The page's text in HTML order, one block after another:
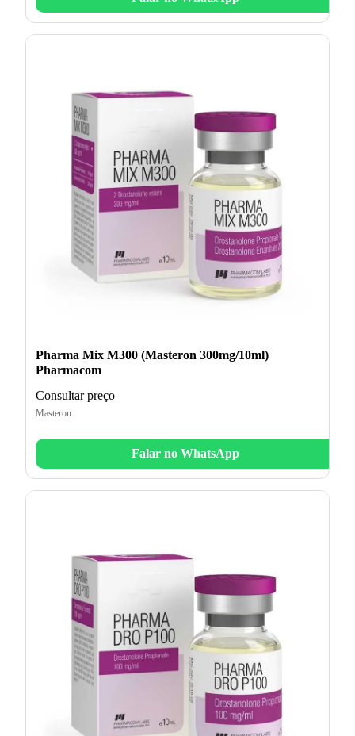
Pharma Mix M300 (Masteron 300mg/10ml)
Pharmacom
Consultar preço
Masteron
Falar no WhatsApp